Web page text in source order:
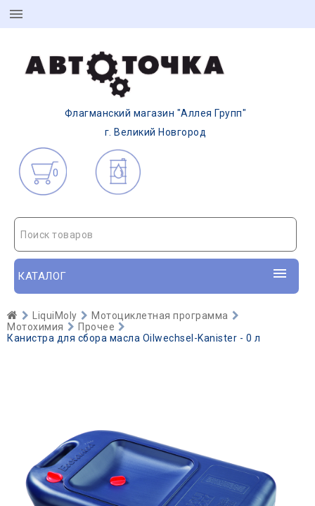
Флагманский магазин "Аллея Групп"
г. Великий Новгород
0
Поиск товаров
КАТАЛОГ
LiquiMoly
Мотоциклетная программа
Мотохимия
Прочее
Канистра для сбора масла Oilwechsel-Kanister - 0 л